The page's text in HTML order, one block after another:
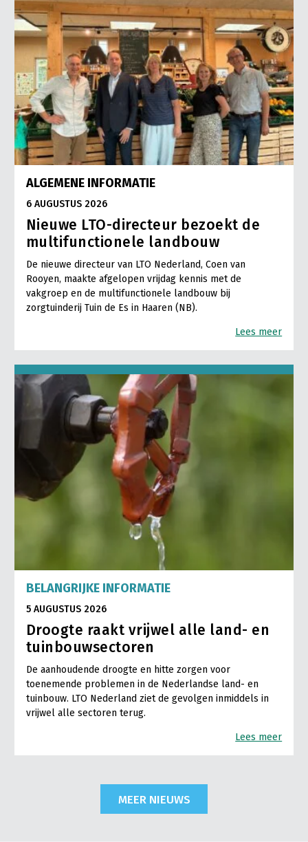
ALGEMENE INFORMATIE
6 AUGUSTUS 2026
Nieuwe LTO-directeur bezoekt de
multifunctionele landbouw
De nieuwe directeur van LTO Nederland, Coen van
Rooyen, maakte afgelopen vrijdag kennis met de
vakgroep en de multifunctionele landbouw bij
zorgtuinderij Tuin de Es in Haaren (NB).
Lees meer
BELANGRIJKE INFORMATIE
5 AUGUSTUS 2026
Droogte raakt vrijwel alle land- en
tuinbouwsectoren
De aanhoudende droogte en hitte zorgen voor
toenemende problemen in de Nederlandse land- en
tuinbouw. LTO Nederland ziet de gevolgen inmiddels in
vrijwel alle sectoren terug.
Lees meer
MEER NIEUWS